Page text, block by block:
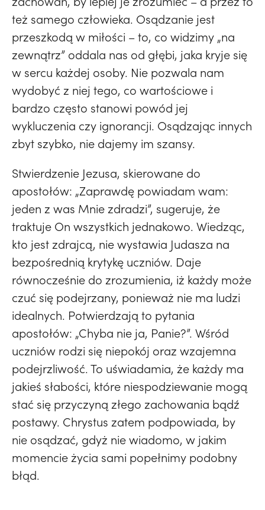
też samego człowieka. Osądzanie jest
przeszkodą w miłości – to, co widzimy „na
zewnątrz” oddala nas od głębi, jaka kryje się
w sercu każdej osoby. Nie pozwala nam
wydobyć z niej tego, co wartościowe i
bardzo często stanowi powód jej
wykluczenia czy ignorancji. Osądzając innych
zbyt szybko, nie dajemy im szansy.
Stwierdzenie Jezusa, skierowane do
apostołów: „Zaprawdę powiadam wam:
jeden z was Mnie zdradzi”, sugeruje, że
traktuje On wszystkich jednakowo. Wiedząc,
kto jest zdrajcą, nie wystawia Judasza na
bezpośrednią krytykę uczniów. Daje
równocześnie do zrozumienia, iż każdy może
czuć się podejrzany, ponieważ nie ma ludzi
idealnych. Potwierdzają to pytania
apostołów: „Chyba nie ja, Panie?”. Wśród
uczniów rodzi się niepokój oraz wzajemna
podejrzliwość. To uświadamia, że każdy ma
jakieś słabości, które niespodziewanie mogą
stać się przyczyną złego zachowania bądź
postawy. Chrystus zatem podpowiada, by
nie osądzać, gdyż nie wiadomo, w jakim
momencie życia sami popełnimy podobny
błąd.